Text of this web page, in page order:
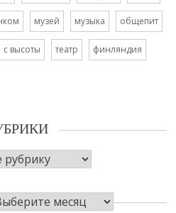
музей музыка общепит
с высоты театр финляндия